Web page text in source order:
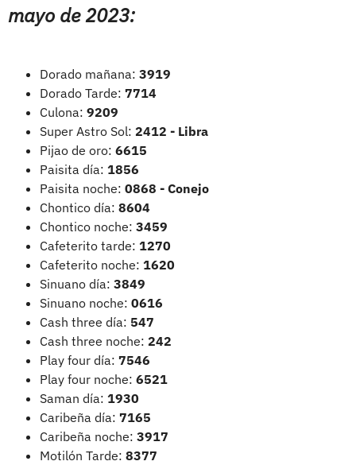
mayo de 2023:
Dorado mañana: 3919
Dorado Tarde: 7714
Culona: 9209
Super Astro Sol: 2412 - Libra
Pijao de oro: 6615
Paisita día: 1856
Paisita noche: 0868 - Conejo
Chontico día: 8604
Chontico noche: 3459
Cafeterito tarde: 1270
Cafeterito noche: 1620
Sinuano día: 3849
Sinuano noche: 0616
Cash three día: 547
Cash three noche: 242
Play four día: 7546
Play four noche: 6521
Saman día: 1930
Caribeña día: 7165
Caribeña noche: 3917
Motilón Tarde: 8377